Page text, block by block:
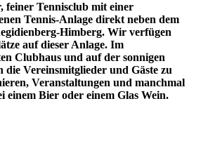
feiner Tennisclub mit einer
Tennis-Anlage direkt neben dem
Himberg. Wir verfügen
auf dieser Anlage. Im
Clubhaus und auf der sonnigen
die Vereinsmitglieder und Gäste zu
Veranstaltungen und manchmal
einem Bier oder einem Glas Wein.